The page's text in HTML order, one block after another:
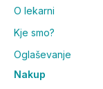
O lekarni
Kje smo?
Oglaševanje
Nakup